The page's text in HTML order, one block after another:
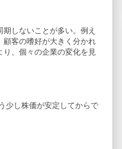
しないことが多い。例え
顧客の嗜好が大きく分かれ
、個々の企業の変化を見
少し株価が安定してからで